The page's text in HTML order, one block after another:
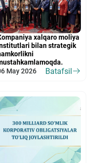
xalqaro moliya
bilan strategik
May 2026
Batafsil